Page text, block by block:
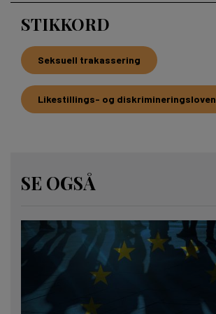
STIKKORD
Seksuell trakassering
Likestillings- og diskrimineringsloven
SE OGSÅ